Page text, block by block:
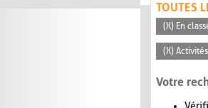
TOUTES
(X) En
(X)
Votre